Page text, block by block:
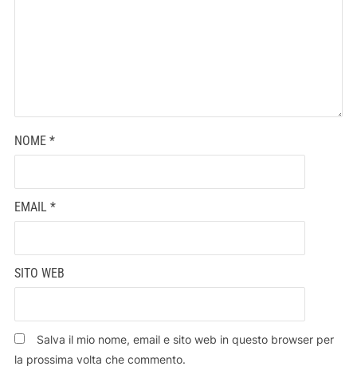
NOME *
EMAIL *
SITO WEB
Salva il mio nome, email e sito web in questo browser per
la prossima volta che commento.